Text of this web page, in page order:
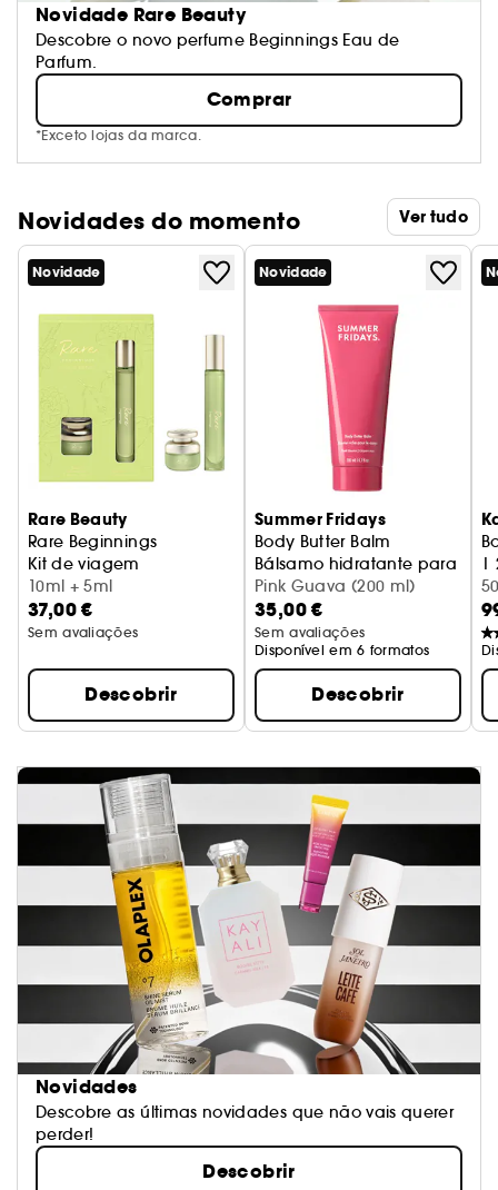
Novidade Rare Beauty
Descobre o novo perfume Beginnings Eau de
Parfum.
Comprar
*Exceto lojas da marca.
Novidades do momento Ver tudo
Novidade
Rare Beauty
Rare Beginnings
Kit de viagem
10ml + 5ml
37,00 €
Sem avaliações
Descobrir
Novidade
Summer Fridays
Body Butter Balm
Bálsamo hidratante para o
Pink Guava (200 ml)
35,00 €
Sem avaliações
Disponível em 6 formatos
Descobrir
|
Novidades
Descobre as últimas novidades que não vais querer
perder!
Descobrir